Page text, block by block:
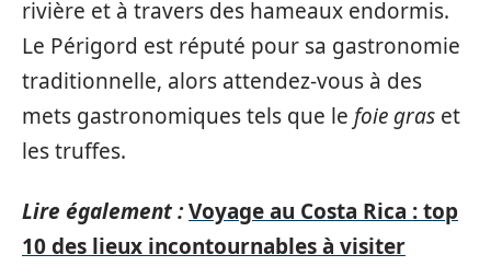
rivière et à travers des hameaux endormis.
Le Périgord est réputé pour sa gastronomie
traditionnelle, alors attendez-vous à des
mets gastronomiques tels que le foie gras et
les truffes.
Lire également :Voyage au Costa Rica : top
10 des lieux incontournables à visiter